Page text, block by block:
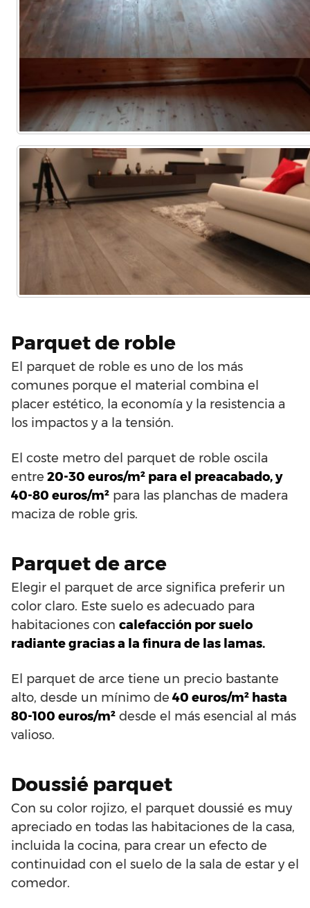
Parquet de roble
El parquet de roble es uno de los más
comunes porque el material combina el
placer estético, la economía y la resistencia a
los impactos y a la tensión.
El coste metro del parquet de roble oscila
entre 20-30 euros/m² para el preacabado, y
40-80 euros/m² para las planchas de madera
maciza de roble gris.
Parquet de arce
Elegir el parquet de arce significa preferir un
color claro. Este suelo es adecuado para
habitaciones con calefacción por suelo
radiante gracias a la finura de las lamas.
El parquet de arce tiene un precio bastante
alto, desde un mínimo de 40 euros/m² hasta
80-100 euros/m² desde el más esencial al más
valioso.
Doussié parquet
Con su color rojizo, el parquet doussié es muy
apreciado en todas las habitaciones de la casa,
incluida la cocina, para crear un efecto de
continuidad con el suelo de la sala de estar y el
comedor.